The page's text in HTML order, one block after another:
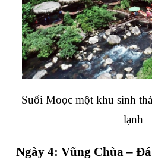
Suối Moọc một khu sinh
lạnh
Ngày 4: Vũng Chùa –